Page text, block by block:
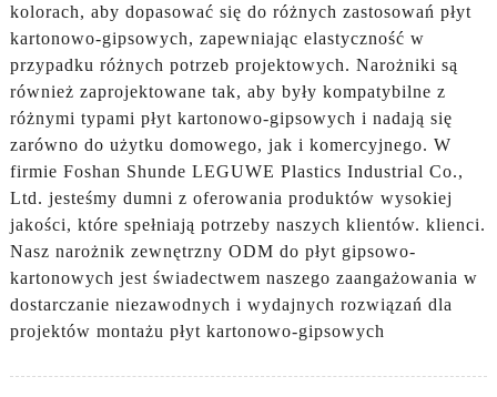
kolorach, aby dopasować się do różnych zastosowań płyt
kartonowo-gipsowych, zapewniając elastyczność w
przypadku różnych potrzeb projektowych. Narożniki są
również zaprojektowane tak, aby były kompatybilne z
różnymi typami płyt kartonowo-gipsowych i nadają się
zarówno do użytku domowego, jak i komercyjnego. W
firmie Foshan Shunde LEGUWE Plastics Industrial Co.,
Ltd. jesteśmy dumni z oferowania produktów wysokiej
jakości, które spełniają potrzeby naszych klientów. klienci.
Nasz narożnik zewnętrzny ODM do płyt gipsowo-
kartonowych jest świadectwem naszego zaangażowania w
dostarczanie niezawodnych i wydajnych rozwiązań dla
projektów montażu płyt kartonowo-gipsowych